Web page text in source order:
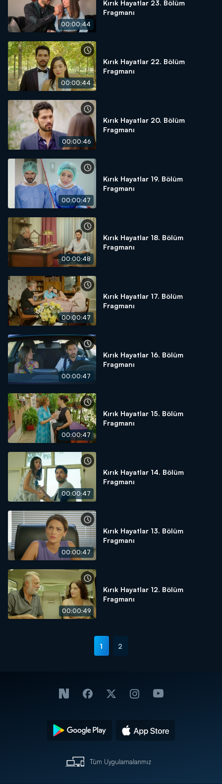
00:00:44
Kırık Hayatlar 23. Bölüm
Fragmanı
00:00:44
Kırık Hayatlar 22. Bölüm
Fragmanı
00:00:46
Kırık Hayatlar 20. Bölüm
Fragmanı
00:00:47
Kırık Hayatlar 19. Bölüm
Fragmanı
00:00:48
Kırık Hayatlar 18. Bölüm
Fragmanı
00:00:47
Kırık Hayatlar 17. Bölüm
Fragmanı
00:00:47
Kırık Hayatlar 16. Bölüm
Fragmanı
00:00:47
Kırık Hayatlar 15. Bölüm
Fragmanı
00:00:47
Kırık Hayatlar 14. Bölüm
Fragmanı
00:00:47
Kırık Hayatlar 13. Bölüm
Fragmanı
00:00:49
Kırık Hayatlar 12. Bölüm
Fragmanı
1 2
Tüm Uygulamalarımız